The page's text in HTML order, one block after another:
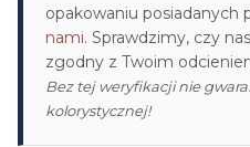
opakowaniu posiadanych
nami. Sprawdzimy, czy
zgodny z Twoim
Bez tej weryfikacji nie
kolorystycznej!